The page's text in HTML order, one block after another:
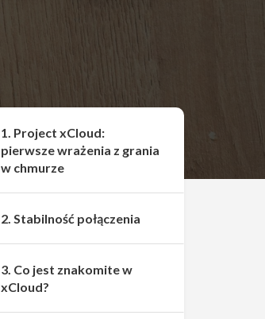
1. Project xCloud:
pierwsze wrażenia z grania
w chmurze
2. Stabilność połączenia
3. Co jest znakomite w
xCloud?